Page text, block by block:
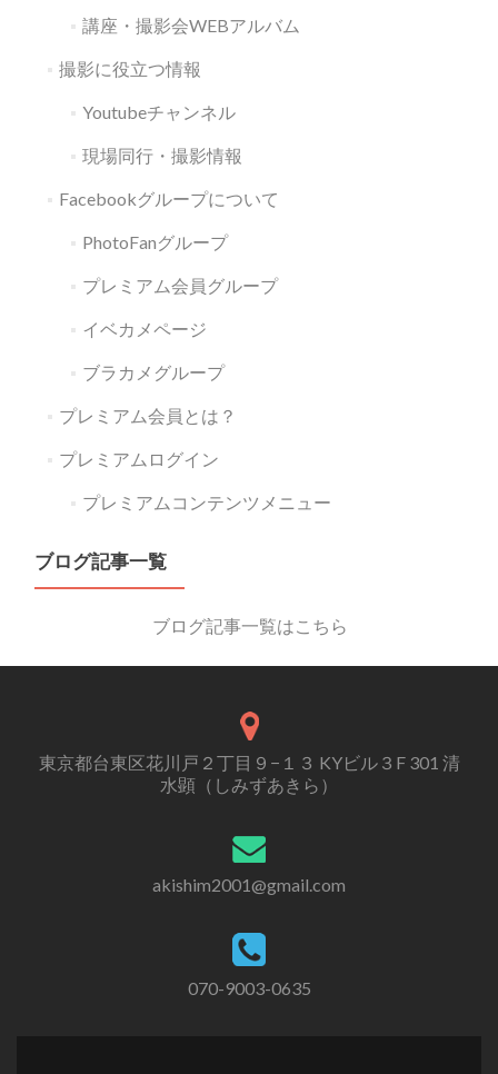
講座・撮影会WEBアルバム
撮影に役立つ情報
Youtubeチャンネル
現場同行・撮影情報
Facebookグループについて
PhotoFanグループ
プレミアム会員グループ
イベカメページ
ブラカメグループ
プレミアム会員とは？
プレミアムログイン
プレミアムコンテンツメニュー
ブログ記事一覧
ブログ記事一覧はこちら
東京都台東区花川戸２丁目９−１３ KYビル３F 301 清
水顕（しみずあきら）
akishim2001@gmail.com
070-9003-0635